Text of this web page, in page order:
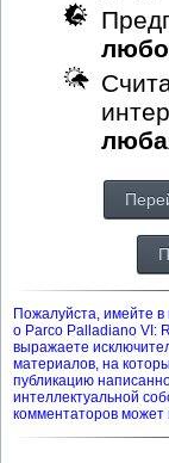
Пожалуйста, имейте в
о Parco Palladiano VI:
выражаете
материалов, на
публикацию
интеллектуальной
комментаторов может